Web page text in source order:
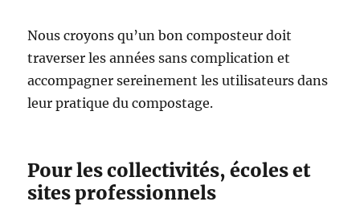
Nous croyons qu’un bon composteur doit
traverser les années sans complication et
accompagner sereinement les utilisateurs dans
leur pratique du compostage.
Pour les collectivités, écoles et
sites professionnels